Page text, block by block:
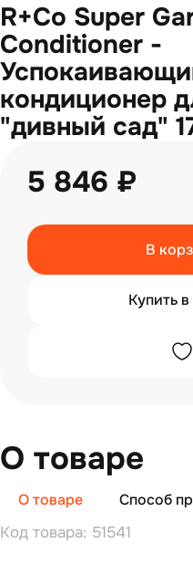
R+Co Super
Conditioner -
кондиционер
"дивный сад"
5 846 ₽
В
Купить в
О товаре
О товаре Способ
Код товара: 51541